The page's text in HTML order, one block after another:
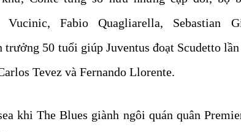
Vucinic, Fabio Quagliarella, Sebastian
trưởng 50 tuổi giúp Juventus đoạt Scudetto
Tevez và Fernando Llorente.
khi The Blues giành ngôi quán quân